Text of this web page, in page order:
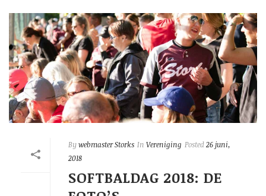
Bywebmaster Storks In Vereniging Posted 26 juni,
2018
SOFTBALDAG 2018: DE